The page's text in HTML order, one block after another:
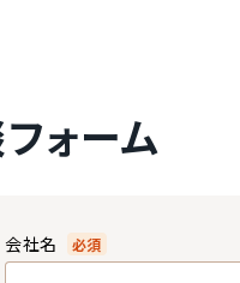
ォーム
会社名 必須